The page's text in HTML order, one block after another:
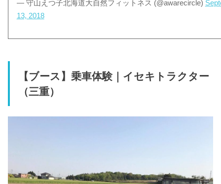
— 守山えつ子北海道大自然フィットネス (@awarecircle)
13, 2018
【ブース】乗車体験｜イセキトラクター
（三重）